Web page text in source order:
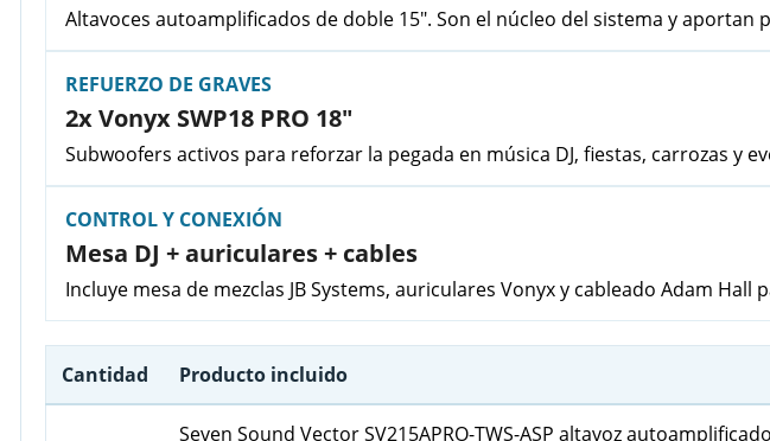
Altavoces autoamplificados de doble 15". Son el núcleo del sistema y
REFUERZO DE GRAVES
2x Vonyx SWP18 PRO 18"
Subwoofers activos para reforzar la pegada en música DJ, fiestas, carrozas y
CONTROL Y CONEXIÓN
Mesa DJ + auriculares + cables
Incluye mesa de mezclas JB Systems, auriculares Vonyx y cableado Adam
Cantidad Producto incluido
Seven Sound Vector SV215APRO-TWS-ASP altavoz autoamplificado